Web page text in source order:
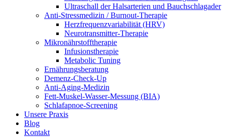
Ultraschall der Halsarterien und Bauchschlagader
Anti-Stressmedizin / Burnout-Therapie
Herzfrequenzvariabilität (HRV)
Neurotransmitter-Therapie
Mikronährstofftherapie
Infusionstherapie
Metabolic Tuning
Ernährungsberatung
Demenz-Check-Up
Anti-Aging-Medizin
Fett-Muskel-Wasser-Messung (BIA)
Schlafapnoe-Screening
Unsere Praxis
Blog
Kontakt